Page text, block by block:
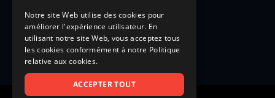
Notre site Web utilise des cookies pour
améliorer l'expérience utilisateur. En
utilisant notre site Web, vous acceptez tous
les cookies conformément à notre Politique
relative aux cookies.
ACCEPTER TOUT